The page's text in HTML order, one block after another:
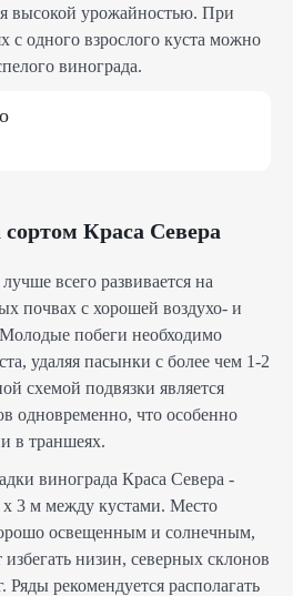
высокой урожайностью. При
с одного взрослого куста можно
винограда.
сортом Краса Севера
всего развивается на
почвах с хорошей воздухо- и
побеги необходимо
удаляя пасынки с более чем 1-2
схемой подвязки является
одновременно, что особенно
в траншеях.
винограда Краса Севера -
х 3 м между кустами. Место
освещенным и солнечным,
низин, северных склонов
Ряды рекомендуется располагать